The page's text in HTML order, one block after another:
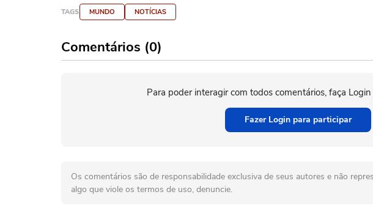
TAGS MUNDO NOTÍCIAS
Comentários (0)
Para poder interagir com todos comentários, faça
Fazer Login para participar
Os comentários são de responsabilidade exclusiva de seus autores e não
algo que viole os termos de uso, denuncie.